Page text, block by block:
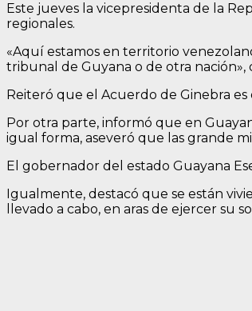
Este jueves la vicepresidenta de la
regionales.
«Aquí estamos en territorio
tribunal de Guyana o de otra nación»,
Reiteró que el Acuerdo de Ginebra
Por otra parte, informó que en
igual forma, aseveró que las grande
El gobernador del estado Guayana
Igualmente, destacó que se están
llevado a cabo, en aras de ejercer su